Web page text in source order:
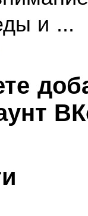
и ...